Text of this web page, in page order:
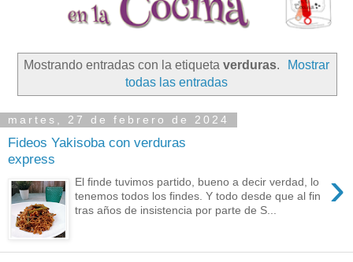
Mostrando entradas con la etiqueta verduras.
Mostrar
todas las entradas
martes, 27 de febrero de 2024
Fideos Yakisoba con verduras
express
›
El finde tuvimos partido, bueno a decir verdad, lo
tenemos todos los findes. Y todo desde que al fin
tras años de insistencia por parte de S...